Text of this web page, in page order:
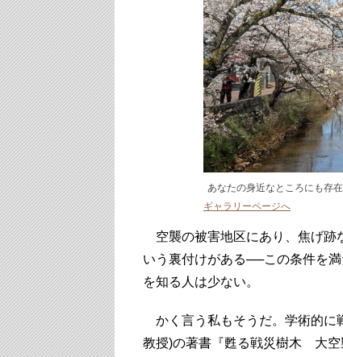
あなたの身近なところにも存
ギャラリーページへ
空襲の被害地区にあり、焦げ跡
いう裏付けがある──この条件を
を知る人は少ない。
かく言う私もそうだ。学術的に
教授)の著書『甦る戦災樹木 大空